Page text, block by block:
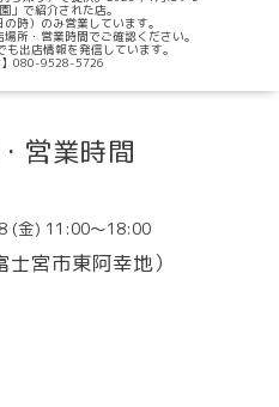
」で紹介された店。
時）のみ営業しています。
所・営業時間でご確認ください。
出店情報を発信しています。
】080-9528-5726
営業時間
(金) 11:00～18:00
宮市東阿幸地）